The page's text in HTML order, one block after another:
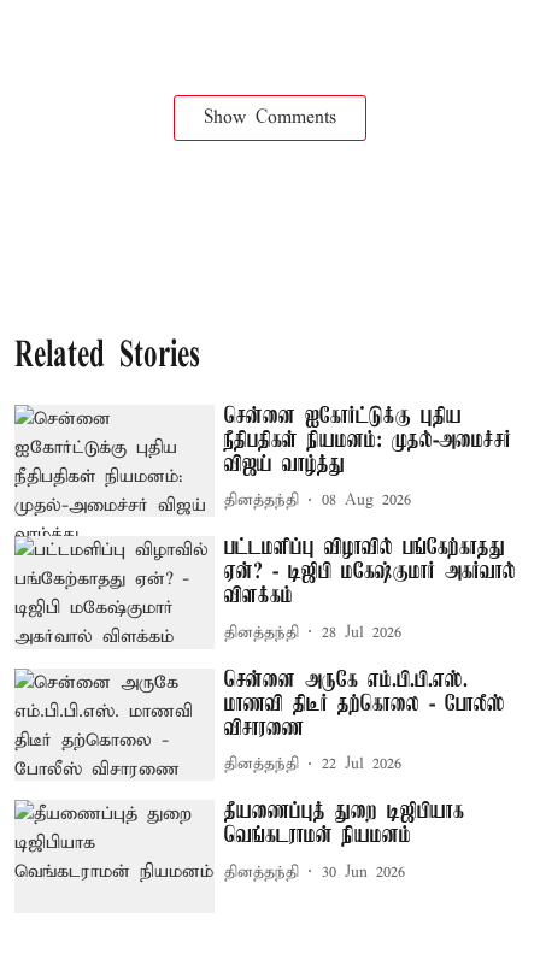
Show Comments
Related Stories
சென்னை ஐகோர்ட்டுக்கு புதிய
நீதிபதிகள் நியமனம்: முதல்-அமைச்சர்
விஜய் வாழ்த்து
தினத்தந்தி 08 Aug 2026
பட்டமளிப்பு விழாவில் பங்கேற்காதது
ஏன்? - டிஜிபி மகேஷ்குமார் அகர்வால்
விளக்கம்
தினத்தந்தி 28 Jul 2026
சென்னை அருகே எம்.பி.பி.எஸ்.
மாணவி திடீர் தற்கொலை - போலீஸ்
விசாரணை
தினத்தந்தி 22 Jul 2026
தீயணைப்புத் துறை டிஜிபியாக
வெங்கடராமன் நியமனம்
தினத்தந்தி 30 Jun 2026